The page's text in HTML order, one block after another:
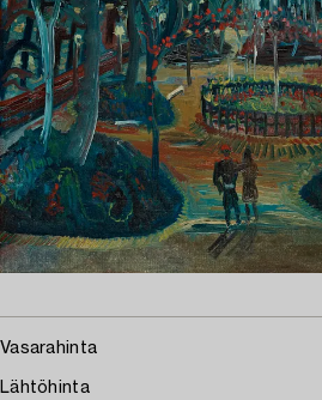
Vasarahinta
Lähtöhinta